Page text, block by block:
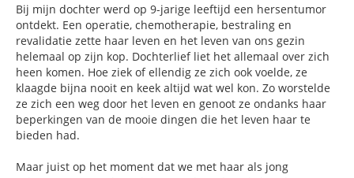
Bij mijn dochter werd op 9-jarige leeftijd een hersentumor
ontdekt. Een operatie, chemotherapie, bestraling en
revalidatie zette haar leven en het leven van ons gezin
helemaal op zijn kop. Dochterlief liet het allemaal over zich
heen komen. Hoe ziek of ellendig ze zich ook voelde, ze
klaagde bijna nooit en keek altijd wat wel kon. Zo worstelde
ze zich een weg door het leven en genoot ze ondanks haar
beperkingen van de mooie dingen die het leven haar te
bieden had.
Maar juist op het moment dat we met haar als jong